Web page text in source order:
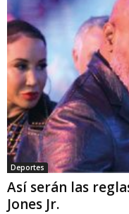
Deportes
Así serán las
Jones Jr.